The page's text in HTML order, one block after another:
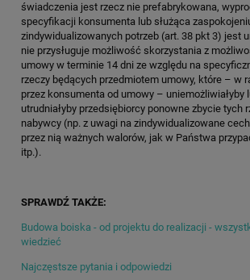
świadczenia jest rzecz nie prefabrykowana,
specyfikacji konsumenta lub służąca
zindywidualizowanych potrzeb (art. 38 pkt 3) jest
nie przysługuje możliwość skorzystania z
umowy w terminie 14 dni ze względu na
rzeczy będących przedmiotem umowy, które – w
przez konsumenta od umowy – uniemożliwiałyby
utrudniałyby przedsiębiorcy ponowne zbycie tych
nabywcy (np. z uwagi na zindywidualizowane
przez nią ważnych walorów, jak w Państwa
itp.).
SPRAWDŹ TAKŻE:
Budowa boiska - od projektu do realizacji -
wiedzieć
Najczęstsze pytania i odpowiedzi